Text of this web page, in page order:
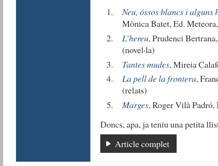
Neu, óssos blancs i alguns
Mònica Batet, Ed.
L’hereu, Prudenci
(novel·la)
Tantes mudes, Mireia
La pell de la frontera,
(relats)
Marges, Roger Vilà Padró,
Doncs, apa, ja teniu una petita
Article complet